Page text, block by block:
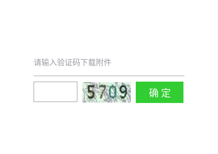
请输入验证码下载附件